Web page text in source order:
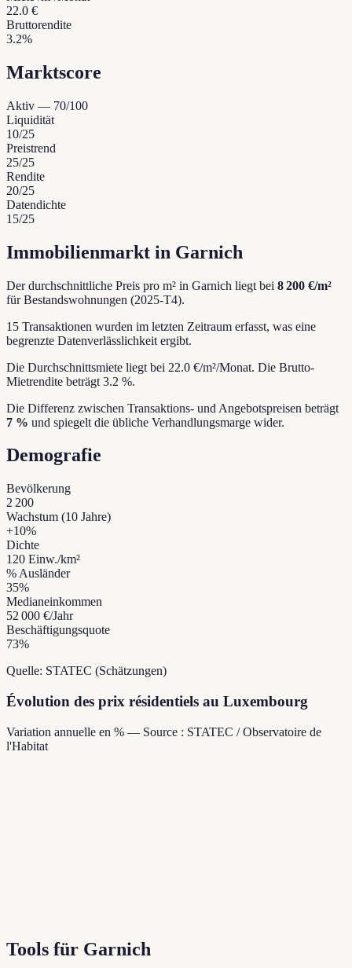
22.0 €
Bruttorendite
3.2%
Marktscore
Aktiv — 70/100
Liquidität
10/25
Preistrend
25/25
Rendite
20/25
Datendichte
15/25
Immobilienmarkt in Garnich
Der durchschnittliche Preis pro m² in Garnich liegt bei 8 200 €/m²
für Bestandswohnungen (2025-T4).
15 Transaktionen wurden im letzten Zeitraum erfasst, was eine
begrenzte Datenverlässlichkeit ergibt.
Die Durchschnittsmiete liegt bei 22.0 €/m²/Monat. Die Brutto-
Mietrendite beträgt 3.2 %.
Die Differenz zwischen Transaktions- und Angebotspreisen beträgt
7 % und spiegelt die übliche Verhandlungsmarge wider.
Demografie
Bevölkerung
2 200
Wachstum (10 Jahre)
+10%
Dichte
120 Einw./km²
% Ausländer
35%
Medianeinkommen
52 000 €/Jahr
Beschäftigungsquote
73%
Quelle: STATEC (Schätzungen)
Évolution des prix résidentiels au Luxembourg
Variation annuelle en % — Source : STATEC / Observatoire de
l'Habitat
Tools für Garnich